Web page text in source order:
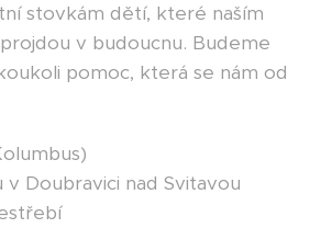
stovkám dětí, které naším
v budoucnu. Budeme
pomoc, která se nám od
v Doubravici nad Svitavou